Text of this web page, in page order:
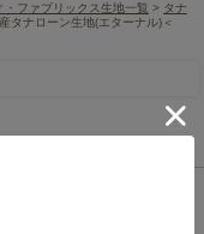
・ファブリックス生地一覧 > タナ
タナローン生地(エターナル)＜
ィプリント 国産タナロー